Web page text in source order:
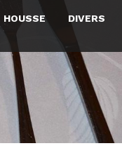
HOUSSE DIVERS